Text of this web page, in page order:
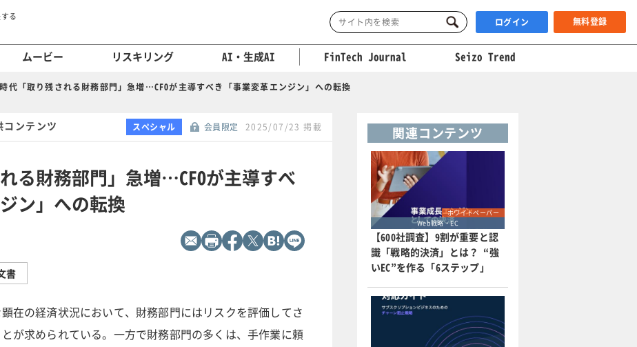
る ログイン 無料登録
ムービー リスキリング AI・生成AI FinTech Journal Seizo Trend
時代「取り残される財務部門」急増…CFOが主導すべき「事業変革エンジン」への転換
ンテンツ スペシャル 会員限定 2025/07/23 掲載
る財務部門」急増…CFOが主導すべ
ン」への転換
書
在の経済状況において、財務部門にはリスクを評価してさ
が求められている。一方で財務部門の多くは、手作業に頼
関連コンテンツ
ホワイトペーパー
Web戦略・EC
【600社調査】9割が重要と認
識「戦略的決済」とは？ “強
いEC”を作る「6ステップ」